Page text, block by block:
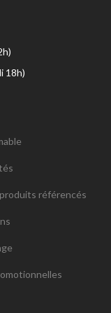
18h)
référencés